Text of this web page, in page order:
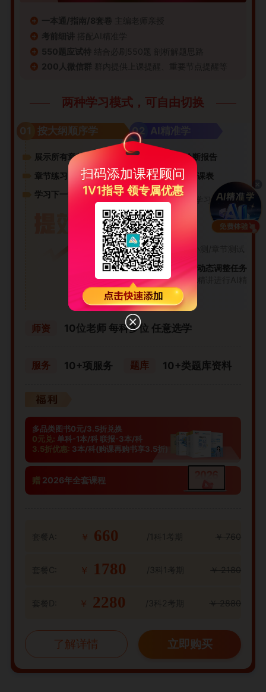
一本通/指南/8套卷 主编老师亲授
考前细讲 搭配AI精准学
550题应试特结合必刷550题 剖析解题思路
200人微信群群内提供上课提醒、重要节点提醒等
两种学习模式，可自由切换
01 按大纲顺序学
展示所有章节知识点
章节练习
学习下一章
02 AI精准学
入学诊断/诊断报告
生成专属学习课表
“已掌握”跳过;
“未掌握”构建学习图谱
设置学习计划
量化每日任务
知识点视频/小测/章节测试
根据练习结果动态调整任务
注：针对基础精讲进行AI精
准学
师资 10位老师 每科多位 任意选学
服务 10+项服务 题库 10+类题库资料
多品类图书0元/3.5折兑换
0元兑: 单科-1本/科 联报-3本/科
3.5折优惠: 3本/科(购课再购书享3.5折)
赠 2026年全套课程
套餐A: ￥ 660 /1科1考期 ￥760
套餐C: ￥ 1780 /3科1考期 ￥2180
套餐D: ￥ 2280 /3科2考期 ￥2880
了解详情 立即购买
扫码添加课程顾问
1V1指导 领专属优惠
扫码添加课程顾问
1V1指导 领专属优惠